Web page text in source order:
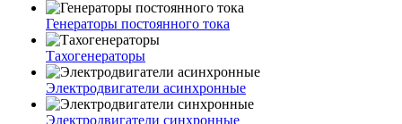
Генераторы постоянного тока
Тахогенераторы
Электродвигатели асинхронные
Электродвигатели синхронные